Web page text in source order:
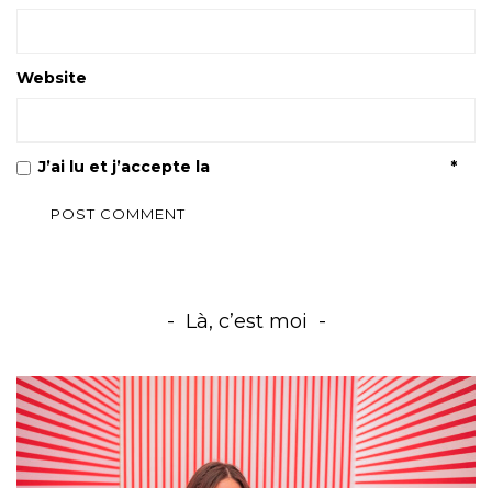
Website
J’ai lu et j’accepte la *
Là, c’est moi